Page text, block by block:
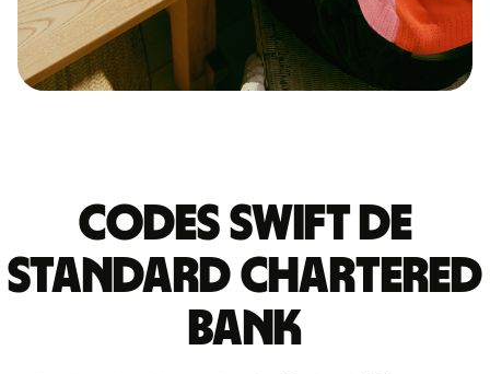
Codes Swift de
STANDARD CHARTERED
BANK